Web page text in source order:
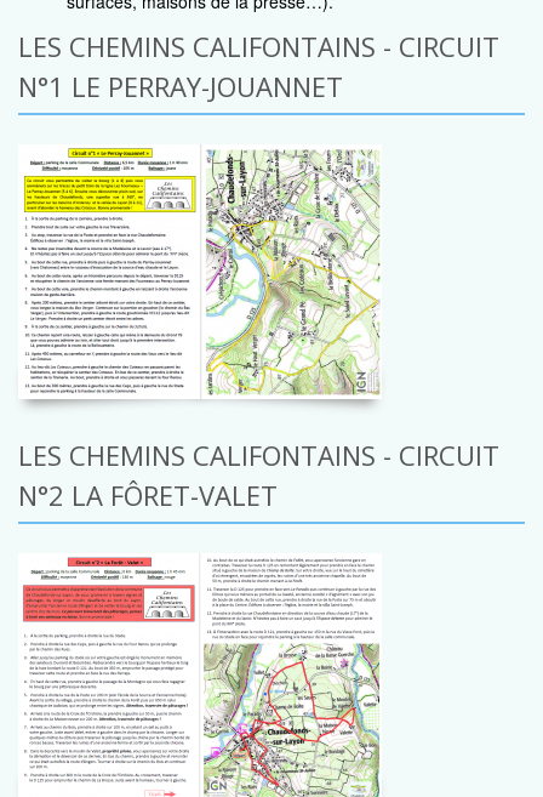
LES CHEMINS CALIFONTAINS - CIRCUIT
N°1 LE PERRAY-JOUANNET
LES CHEMINS CALIFONTAINS - CIRCUIT
N°2 LA FÔRET-VALET